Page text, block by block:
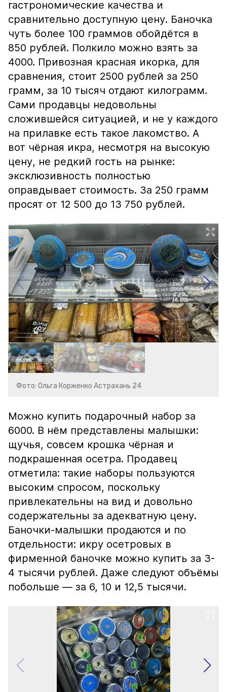
гастрономические качества и
сравнительно доступную цену. Баночка
чуть более 100 граммов обойдётся в
850 рублей. Полкило можно взять за
4000. Привозная красная икорка, для
сравнения, стоит 2500 рублей за 250
грамм, за 10 тысяч отдают килограмм.
Сами продавцы недовольны
сложившейся ситуацией, и не у каждого
на прилавке есть такое лакомство. А
вот чёрная икра, несмотря на высокую
цену, не редкий гость на рынке:
эксклюзивность полностью
оправдывает стоимость. За 250 грамм
просят от 12 500 до 13 750 рублей.
Фото: Ольга Корженко Астрахань 24
Можно купить подарочный набор за
6000. В нём представлены малышки:
щучья, совсем крошка чёрная и
подкрашенная осетра. Продавец
отметила: такие наборы пользуются
высоким спросом, поскольку
привлекательны на вид и довольно
содержательны за адекватную цену.
Баночки-малышки продаются и по
отдельности: икру осетровых в
фирменной баночке можно купить за 3-
4 тысячи рублей. Даже следуют объёмы
побольше — за 6, 10 и 12,5 тысячи.